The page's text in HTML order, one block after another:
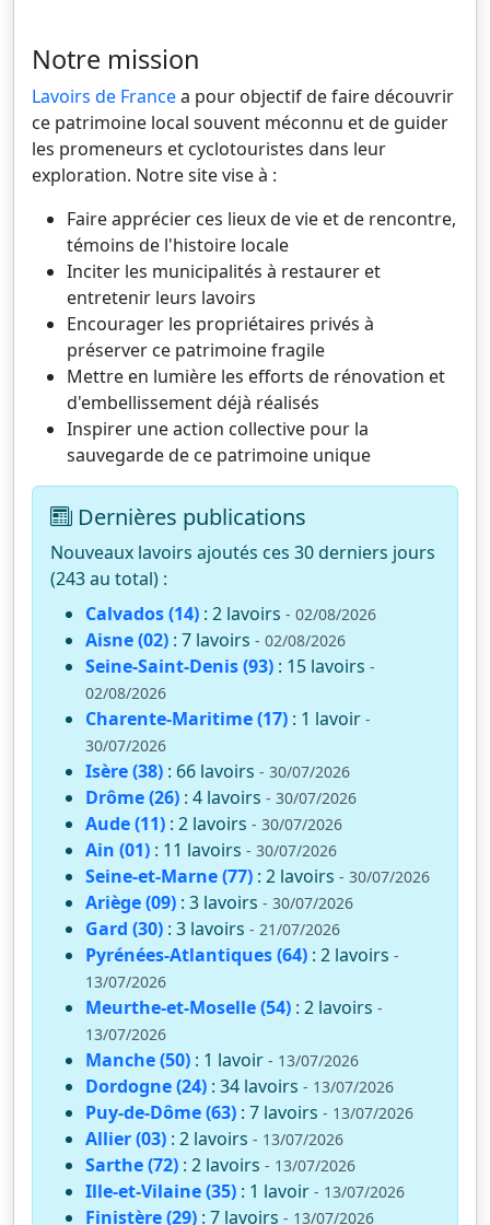
Notre mission
Lavoirs de Francea pour objectif de faire découvrir
ce patrimoine local souvent méconnu et de guider
les promeneurs et cyclotouristes dans leur
exploration. Notre site vise à :
Faire apprécier ces lieux de vie et de rencontre,
témoins de l'histoire locale
Inciter les municipalités à restaurer et
entretenir leurs lavoirs
Encourager les propriétaires privés à
préserver ce patrimoine fragile
Mettre en lumière les efforts de rénovation et
d'embellissement déjà réalisés
Inspirer une action collective pour la
sauvegarde de ce patrimoine unique
Dernières publications
Nouveaux lavoirs ajoutés ces 30 derniers jours
(243 au total) :
Calvados (14) : 2 lavoirs - 02/08/2026
Aisne (02) : 7 lavoirs - 02/08/2026
Seine-Saint-Denis (93) : 15 lavoirs -
02/08/2026
Charente-Maritime (17) : 1 lavoir -
30/07/2026
Isère (38) : 66 lavoirs - 30/07/2026
Drôme (26) : 4 lavoirs - 30/07/2026
Aude (11) : 2 lavoirs - 30/07/2026
Ain (01) : 11 lavoirs - 30/07/2026
Seine-et-Marne (77) : 2 lavoirs - 30/07/2026
Ariège (09) : 3 lavoirs - 30/07/2026
Gard (30) : 3 lavoirs - 21/07/2026
Pyrénées-Atlantiques (64) : 2 lavoirs -
13/07/2026
Meurthe-et-Moselle (54) : 2 lavoirs -
13/07/2026
Manche (50) : 1 lavoir - 13/07/2026
Dordogne (24) : 34 lavoirs - 13/07/2026
Puy-de-Dôme (63) : 7 lavoirs - 13/07/2026
Allier (03) : 2 lavoirs - 13/07/2026
Sarthe (72) : 2 lavoirs - 13/07/2026
Ille-et-Vilaine (35) : 1 lavoir - 13/07/2026
Finistère (29) : 7 lavoirs - 13/07/2026